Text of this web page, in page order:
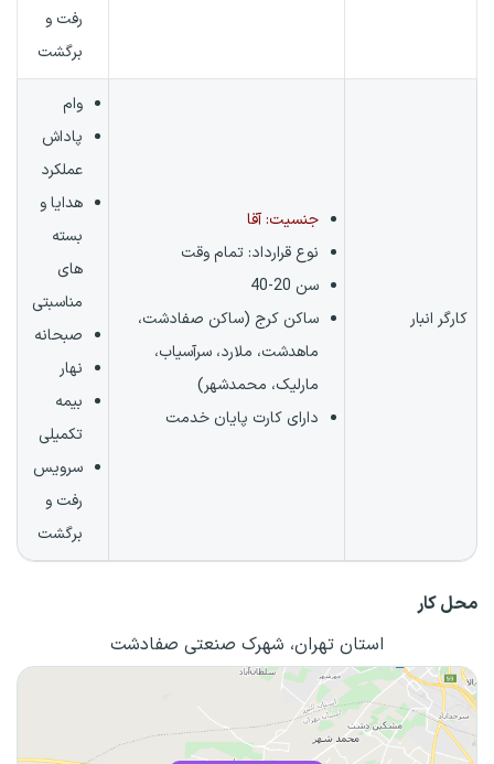
رفت و
برگشت
کارگر انبار
جنسیت: آقا
نوع قرارداد: تمام وقت
سن 20-40
ساکن کرج (ساکن صفادشت،
ماهدشت، ملارد، سرآسیاب،
مارلیک، محمدشهر)
دارای کارت پایان خدمت
وام
پاداش
عملکرد
هدایا و
بسته
های
مناسبتی
صبحانه
نهار
بیمه
تکمیلی
سرویس
رفت و
برگشت
محل کار
استان تهران، شهرک صنعتی صفادشت